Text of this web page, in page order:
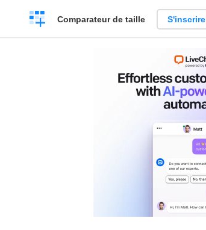
Créer
un
Comparateur de taille S'inscrire